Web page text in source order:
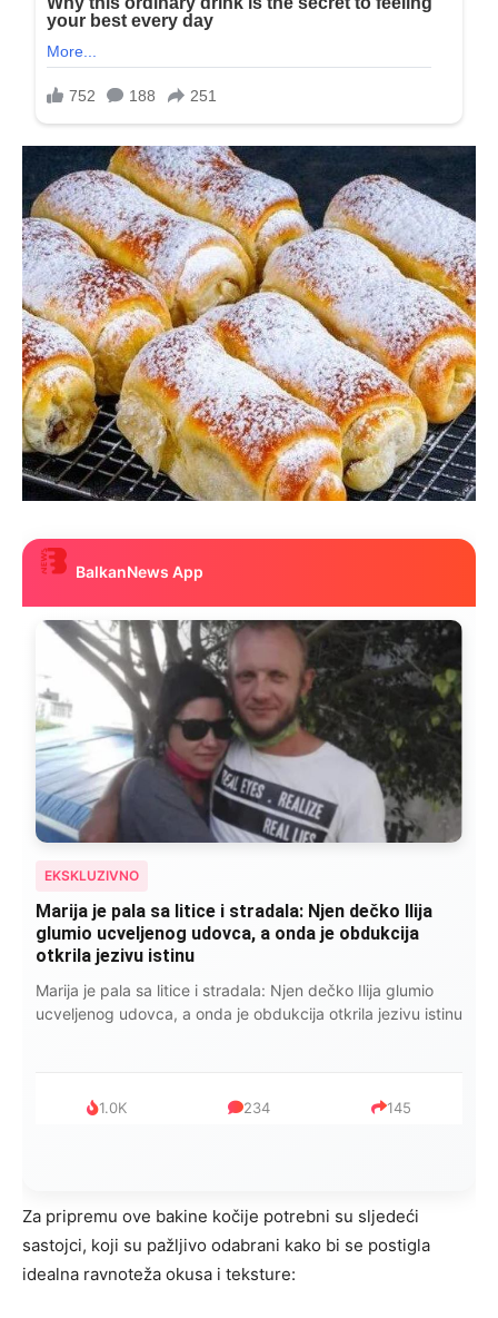
BalkanNews App
EKSKLUZIVNO
Marija je pala sa litice i stradala: Njen dečko Ilija
glumio ucveljenog udovca, a onda je obdukcija
otkrila jezivu istinu
Marija je pala sa litice i stradala: Njen dečko Ilija glumio
ucveljenog udovca, a onda je obdukcija otkrila jezivu istinu
1.0K 234 145
Za pripremu ove bakine kočije potrebni su sljedeći
sastojci, koji su pažljivo odabrani kako bi se postigla
idealna ravnoteža okusa i teksture: